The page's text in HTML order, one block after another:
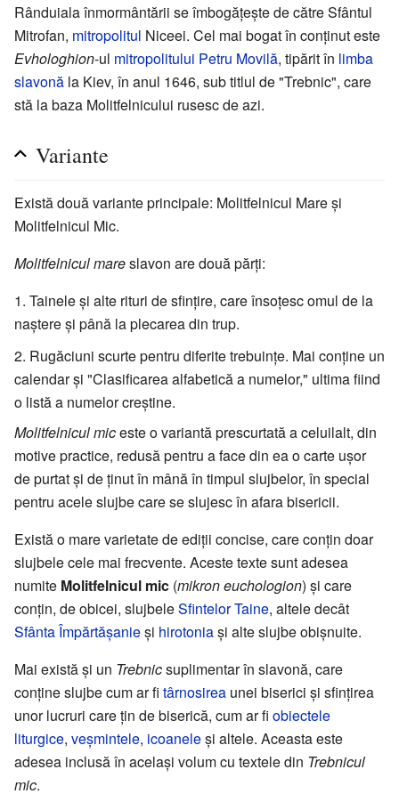
Rânduiala înmormântării se îmbogăţeşte de către Sfântul
Mitrofan, mitropolitul Niceei. Cel mai bogat în conţinut este
Evhologhion-ul mitropolitului Petru Movilă, tipărit în limba
slavonă la Kiev, în anul 1646, sub titlul de "Trebnic", care
stă la baza Molitfelnicului rusesc de azi.
Variante
Există două variante principale: Molitfelnicul Mare şi
Molitfelnicul Mic.
Molitfelnicul mareslavon are două părţi:
Tainele şi alte rituri de sfinţire, care însoţesc omul de la
naştere şi până la plecarea din trup.
Rugăciuni scurte pentru diferite trebuinţe. Mai conţine un
calendar şi "Clasificarea alfabetică a numelor," ultima fiind
o listă a numelor creştine.
Molitfelnicul miceste o variantă prescurtată a celuilalt, din
motive practice, redusă pentru a face din ea o carte uşor
de purtat şi de ţinut în mână în timpul slujbelor, în special
pentru acele slujbe care se slujesc în afara bisericii.
Există o mare varietate de ediţii concise, care conţin doar
slujbele cele mai frecvente. Aceste texte sunt adesea
numite Molitfelnicul mic (mikron euchologion) şi care
conţin, de obicei, slujbeleSfintelor Taine, altele decât
Sfânta Împărtăşanieşi hirotoniaşi alte slujbe obişnuite.
Mai există şi un Trebnicsuplimentar în slavonă, care
conţine slujbe cum ar fi târnosirea unei biserici şi sfinţirea
unor lucruri care ţin de biserică, cum ar fi obiectele
liturgice, veşmintele, icoaneleşi altele. Aceasta este
adesea inclusă în acelaşi volum cu textele din Trebnicul
mic.